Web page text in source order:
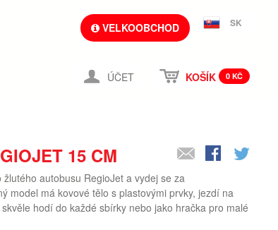
VELKOOBCHOD SK
ÚČET KOŠÍK 0 KČ
15 CM
autobusu RegioJet a vydej se za
model má kovové tělo s plastovými prvky, jezdí na
hodí do každé sbírky nebo jako hračka pro malé